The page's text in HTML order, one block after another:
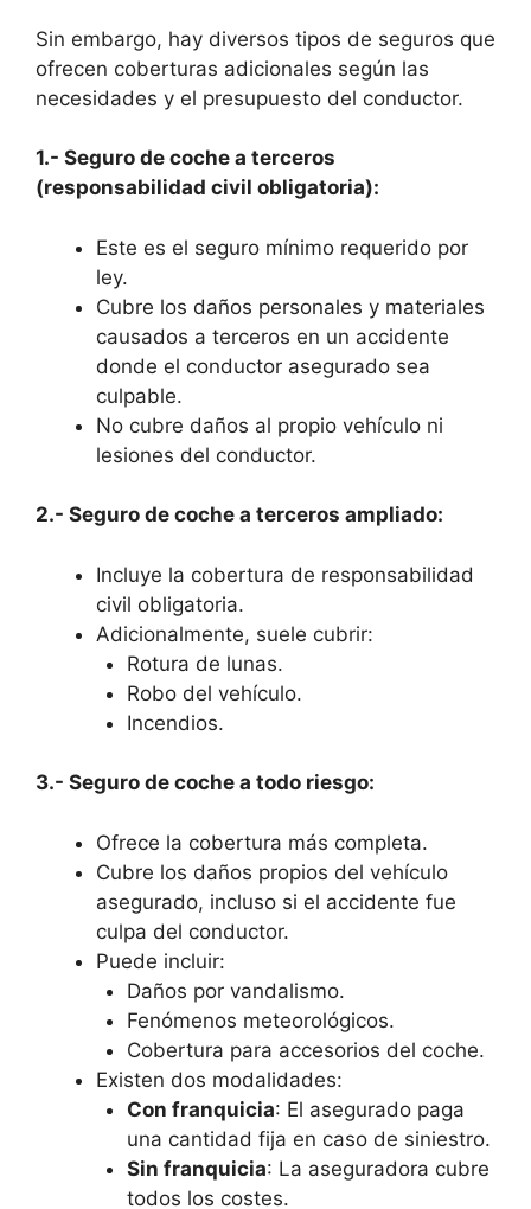
Sin embargo, hay diversos tipos de seguros que
ofrecen coberturas adicionales según las
necesidades y el presupuesto del conductor.
1.- Seguro de coche a terceros
(responsabilidad civil obligatoria):
Este es el seguro mínimo requerido por
ley.
Cubre los daños personales y materiales
causados a terceros en un accidente
donde el conductor asegurado sea
culpable.
No cubre daños al propio vehículo ni
lesiones del conductor.
2.- Seguro de coche a terceros ampliado:
Incluye la cobertura de responsabilidad
civil obligatoria.
Adicionalmente, suele cubrir:
Rotura de lunas.
Robo del vehículo.
Incendios.
3.- Seguro de coche a todo riesgo:
Ofrece la cobertura más completa.
Cubre los daños propios del vehículo
asegurado, incluso si el accidente fue
culpa del conductor.
Puede incluir:
Daños por vandalismo.
Fenómenos meteorológicos.
Cobertura para accesorios del coche.
Existen dos modalidades:
Con franquicia: El asegurado paga
una cantidad fija en caso de siniestro.
Sin franquicia: La aseguradora cubre
todos los costes.